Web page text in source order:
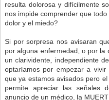
resulta dolorosa y difícilmente
nos impide comprender que
dolor y el miedo?
Si por sorpresa nos avisaran
por alguna enfermedad, o por la
un clarividente, independiente
optaríamos por empezar a
que ya estamos avisados pero
permite apreciar las señales
anuncio de un médico, la